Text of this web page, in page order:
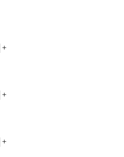
+
+
+